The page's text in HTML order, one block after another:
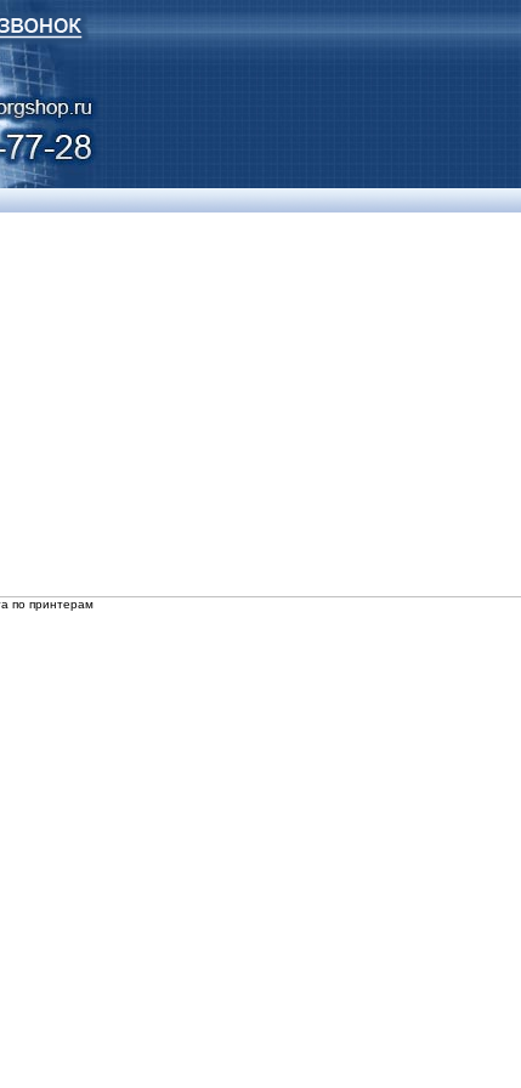
по принтерам